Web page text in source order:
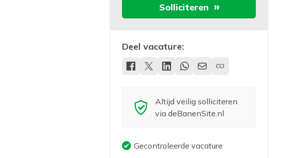
Solliciteren
Deel vacature:
Altijd veilig solliciteren
via deBanenSite.nl
Gecontroleerde vacature